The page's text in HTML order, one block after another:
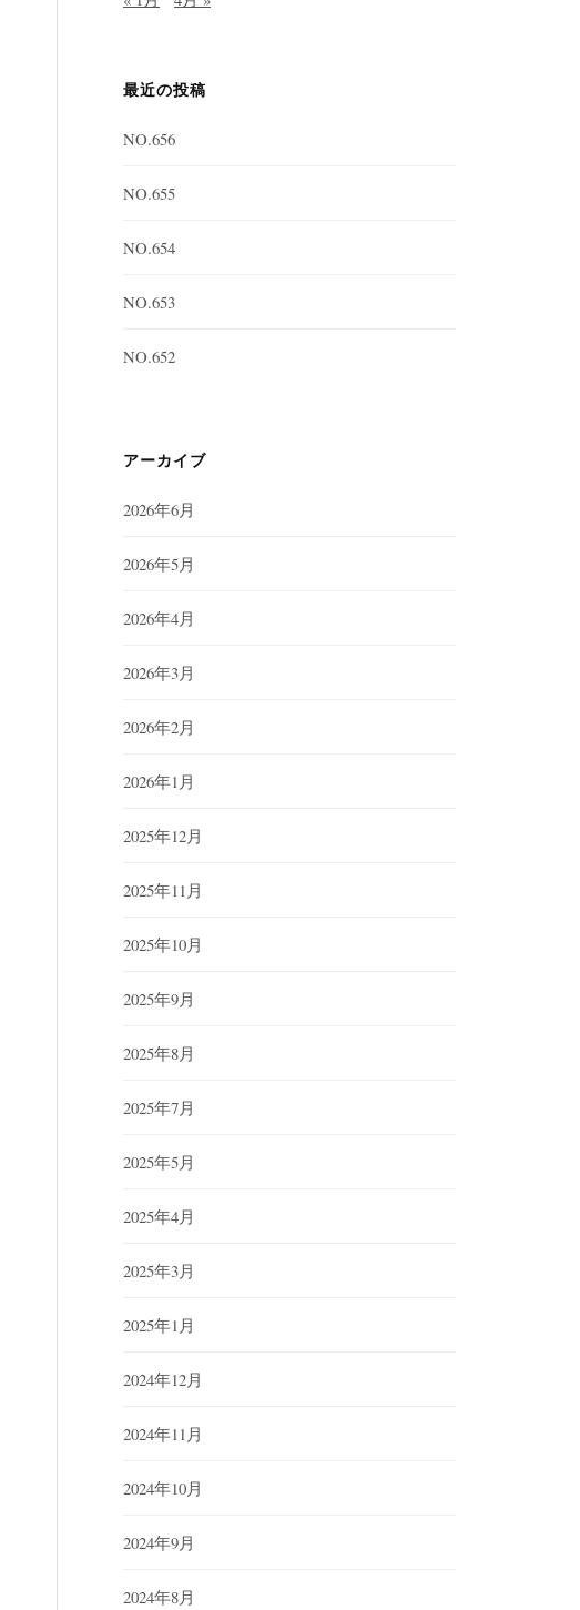
最近の投稿
NO.656
NO.655
NO.654
NO.653
NO.652
アーカイブ
2026年6月
2026年5月
2026年4月
2026年3月
2026年2月
2026年1月
2025年12月
2025年11月
2025年10月
2025年9月
2025年8月
2025年7月
2025年5月
2025年4月
2025年3月
2025年1月
2024年12月
2024年11月
2024年10月
2024年9月
2024年8月